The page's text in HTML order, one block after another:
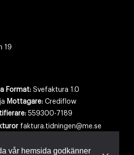
19
Format: Svefaktura 1.0
Mottagare: Crediflow
559300-7189
faktura.tidningen@me.se
vår hemsida godkänner